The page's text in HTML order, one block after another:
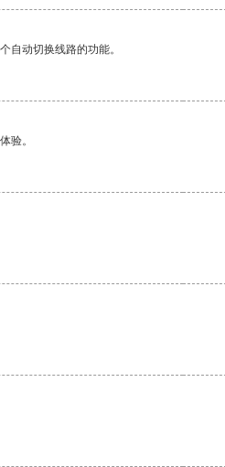
自动切换线路的功能。
验。